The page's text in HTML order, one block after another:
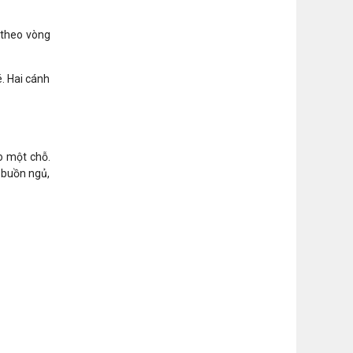
vòng
Hai cánh
một chỗ.
ngủ,